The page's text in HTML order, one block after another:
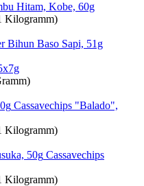
Hitam, Kobe, 60g
Kilogramm)
Bihun Baso Sapi, 51g
Cassavechips "Balado",
Kilogramm)
Cassavechips
Kilogramm)